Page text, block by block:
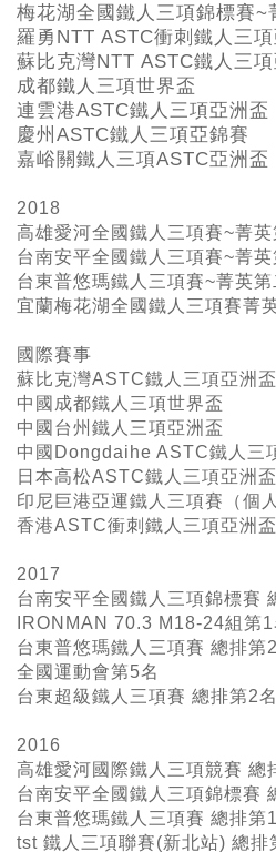
梅花湖全國鐵人三項錦標賽~
羅勇NTT ASTC衝刺鐵人三
蘇比克灣NTT ASTC鐵人三
成都鐵人三項世界盃
連雲港ASTC鐵人三項亞洲盃
慶州ASTC鐵人三項亞錦賽
嘉峪關鐵人三項ASTC亞洲盃
2018
高雄愛河全國鐵人三項賽~菁英
台南安平全國鐵人三項賽~菁英
台東普悠瑪鐵人三項賽~菁英第
宜蘭梅花湖全國鐵人三項賽菁
國際賽事
蘇比克灣ASTC鐵人三項亞洲盃
中國成都鐵人三項世界盃
中國台州鐵人三項亞洲盃
中國Dongdaihe ASTC鐵人三
日本高松ASTC鐵人三項亞洲盃
印尼巨港亞運鐵人三項賽（個人
香港ASTC衝刺鐵人三項亞洲盃
2017
台南安平全國鐵人三項錦標賽
IRONMAN 70.3 M18-24組第1
台東普悠瑪鐵人三項賽 總排第
全國運動會第5名
台東超級鐵人三項賽 總排第2名
2016
高雄愛河國際鐵人三項競賽 總
台南安平全國鐵人三項錦標賽
台東普悠瑪鐵人三項賽 總排第
tst 鐵人三項聯賽(新北站) 總排